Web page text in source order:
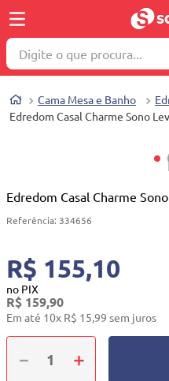
Digite o que procura...
Cama Mesa e Banho
Edredom Casal Charme Sono
Edredom Casal Charme
Referência: 334656
R$ 155,10
no PIX
R$ 159,90
Em até 10x R$ 15,99 sem juros
＋
－